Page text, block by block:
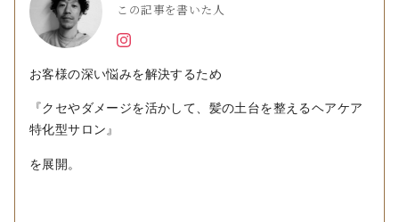
この記事を書いた人
お客様の深い悩みを解決するため
『クセやダメージを活かして、髪の土台を整えるヘアケア
特化型サロン』
を展開。